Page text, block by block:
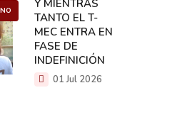
Y MIENTRAS
TANTO EL T-
MEC ENTRA EN
FASE DE
INDEFINICIÓN
01 Jul 2026